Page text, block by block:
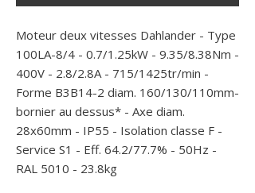
Moteur deux vitesses Dahlander - Type
100LA-8/4 - 0.7/1.25kW - 9.35/8.38Nm -
400V - 2.8/2.8A - 715/1425tr/min -
Forme B3B14-2 diam. 160/130/110mm-
bornier au dessus* - Axe diam.
28x60mm - IP55 - Isolation classe F -
Service S1 - Eff. 64.2/77.7% - 50Hz -
RAL 5010 - 23.8kg